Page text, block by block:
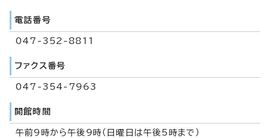
電話番号
047-352-8811
ファクス番号
047-354-7963
開館時間
午前9時から午後9時（日曜日は午後5時まで）